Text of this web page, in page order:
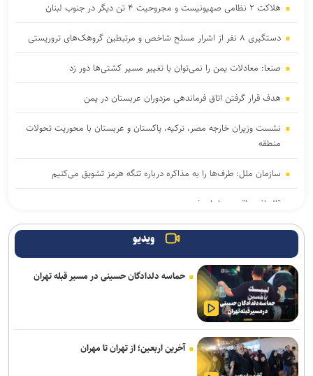
هلاکت ۲ نظامی صهیونیست و مجروحیت ۴ تن دیگر در جنوب لبنان
دستگیری ۸ نفر از اشرار مسلح شاخص و مرتبطین گروهک‌های تروریستی
صنعا: معادلات یمن را نمی‌توان با تغییر مسیر کشتی‌ها دور زد
هدف قرار گرفتن اتاق‌ فرماندهی مزدوران عربستان در یمن
نشست وزیران خارجه مصر، ترکیه، پاکستان و عربستان با محوریت تحولات
منطقه
سازمان ملل: طرف‌ها را به مذاکره درباره تنگه هرمز تشویق می‌کنیم
قالیباف: واقعیت‌ها را بپذیرید
رایزنی عراقچی و همتای موریتانی خود درباره تحولات منطقه
دور هفتم مذاکرات لبنان و رژیم صهیونیستی در رم بدون نتیجه پایان
یافت
حمله نیروهای اسرائیلی به خبرنگار پرس‌تی‌وی
لزوم تعمیق همکاری‌های علمی و پژوهشی عراق و ایران
انصارالله حمله به یک نفتکش عربستان را تأیید کرد
ویدیو
حماسه دلدادگان حسینی در مسیر قبله تهران
آخرین اربعین؛ از تهران تا مهران